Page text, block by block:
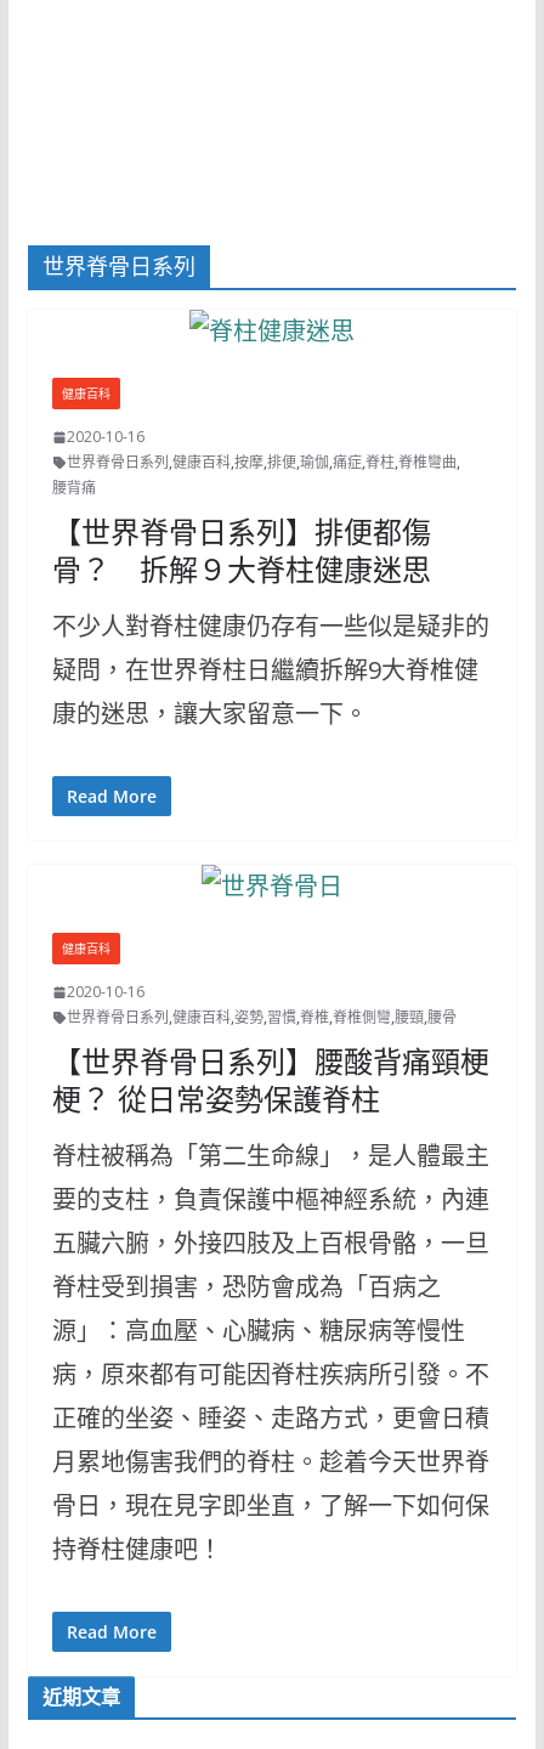
世界脊骨日系列
健康百科
2020-10-16
世界脊骨日系列,健康百科,按摩,排便,瑜伽,痛症,脊柱,脊椎彎曲,
腰背痛
【世界脊骨日系列】排便都傷
骨？ 拆解９大脊柱健康迷思
不少人對脊柱健康仍存有一些似是疑非的
疑問，在世界脊柱日繼續拆解9大脊椎健
康的迷思，讓大家留意一下。
Read More
健康百科
2020-10-16
世界脊骨日系列,健康百科,姿勢,習慣,脊椎,脊椎側彎,腰頸,腰骨
【世界脊骨日系列】腰酸背痛頸梗
梗？ 從日常姿勢保護脊柱
脊柱被稱為「第二生命線」，是人體最主
要的支柱，負責保護中樞神經系統，內連
五臟六腑，外接四肢及上百根骨骼，一旦
脊柱受到損害，恐防會成為「百病之
源」：高血壓、心臟病、糖尿病等慢性
病，原來都有可能因脊柱疾病所引發。不
正確的坐姿、睡姿、走路方式，更會日積
月累地傷害我們的脊柱。趁着今天世界脊
骨日，現在見字即坐直，了解一下如何保
持脊柱健康吧！
Read More
近期文章